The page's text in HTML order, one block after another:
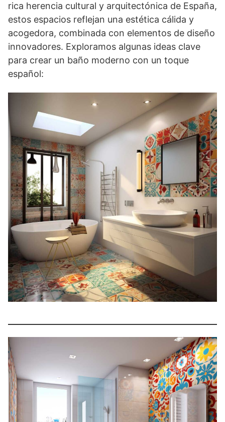
rica herencia cultural y arquitectónica de España,
estos espacios reflejan una estética cálida y
acogedora, combinada con elementos de diseño
innovadores. Exploramos algunas ideas clave
para crear un baño moderno con un toque
español: